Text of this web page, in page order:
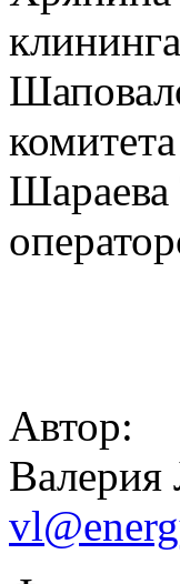
Шараева
Автор:
Валерия